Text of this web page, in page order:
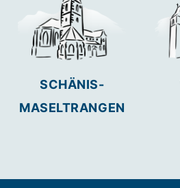
SCHÄNIS-
MASELTRANGEN